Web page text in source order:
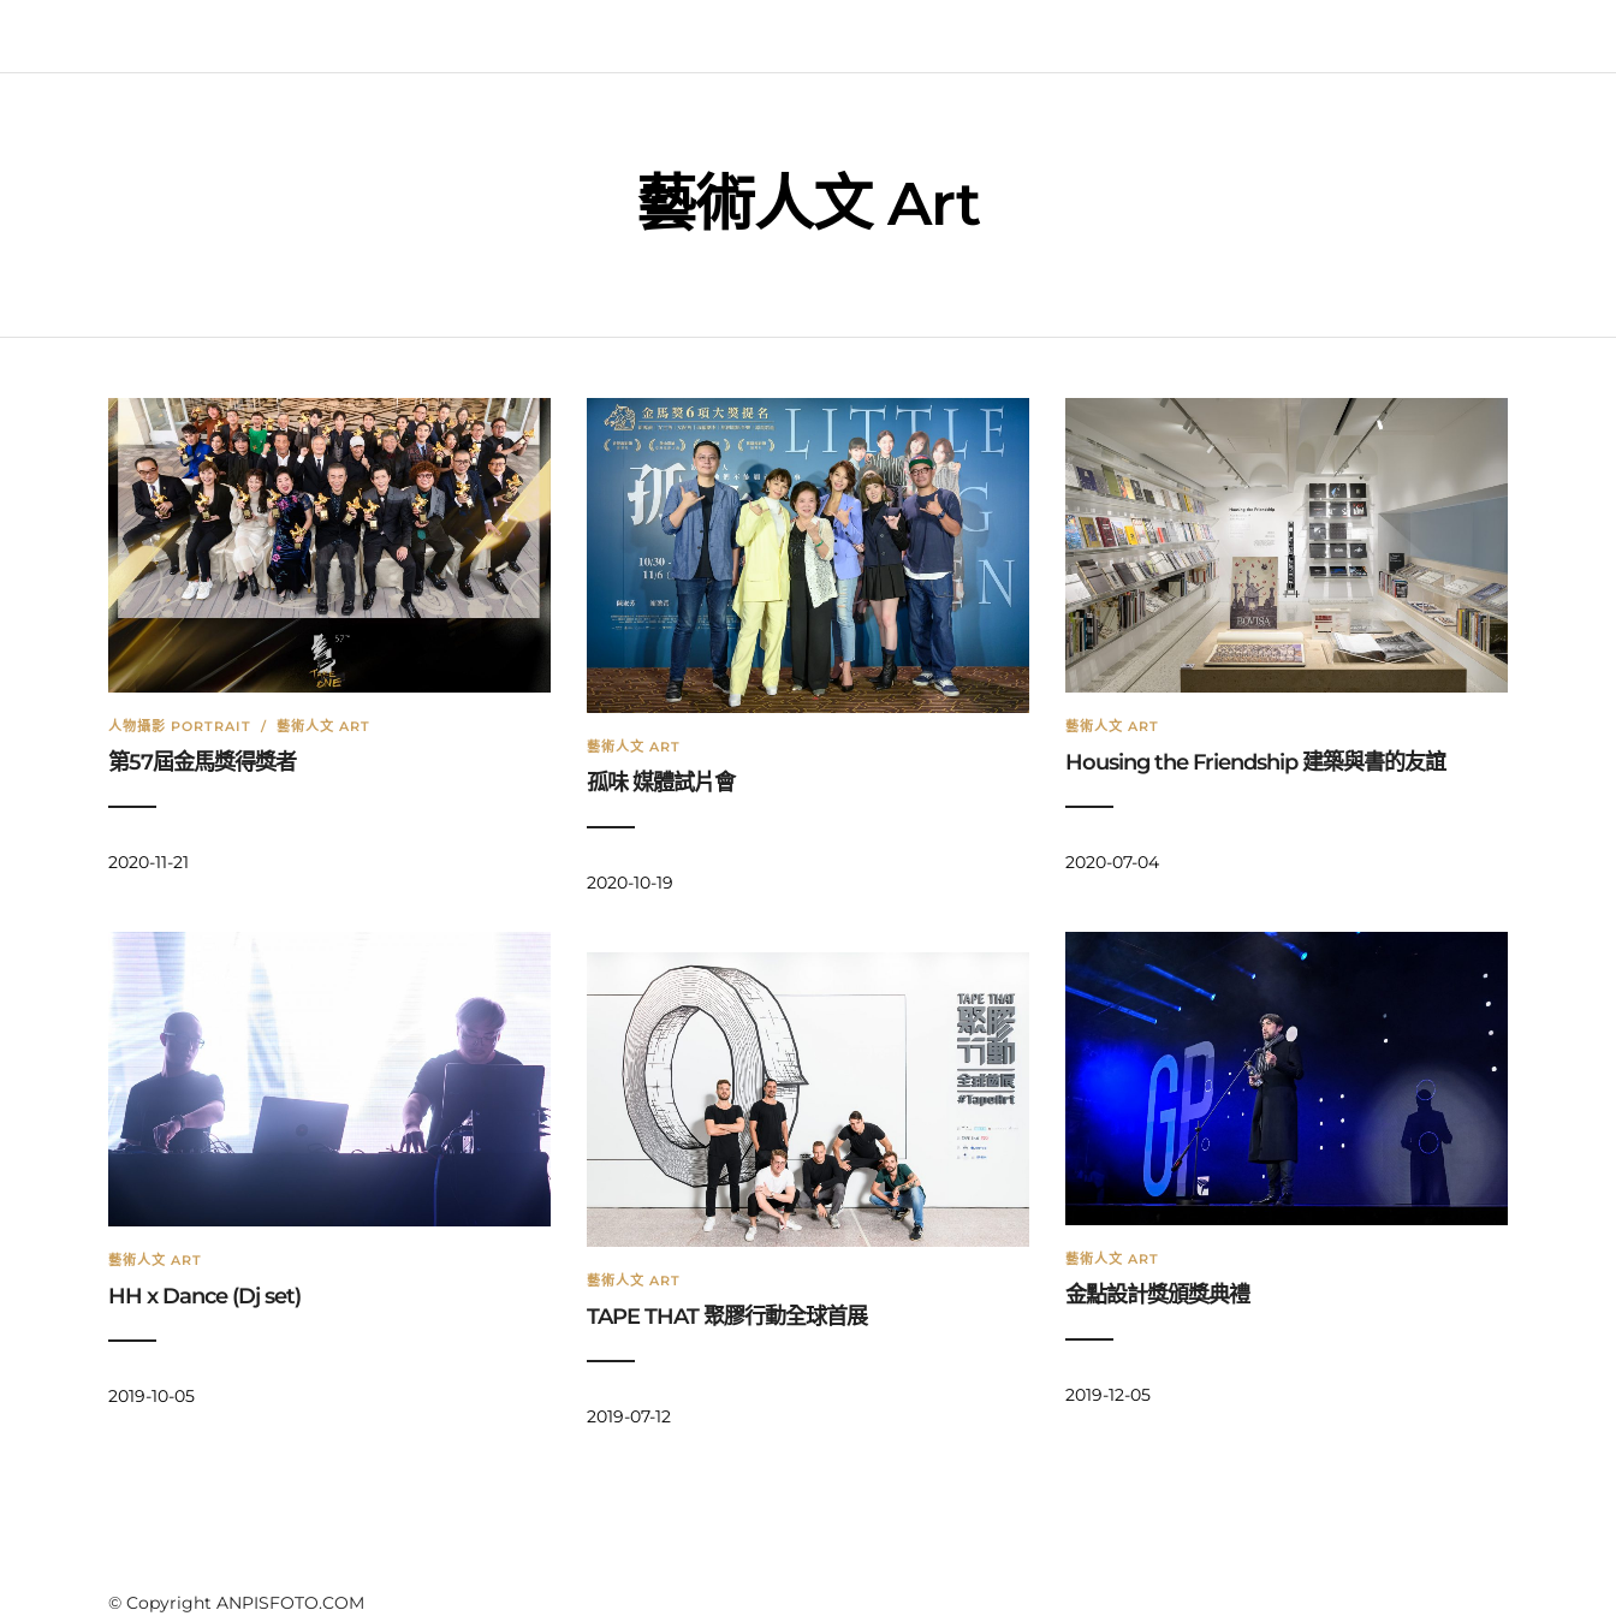
藝術人文 Art
人物攝影 PORTRAIT / 藝術人文 ART
第57屆金馬獎得獎者
2020-11-21
藝術人文 ART
孤味 媒體試片會
2020-10-19
藝術人文 ART
Housing the Friendship 建築與書的友誼
2020-07-04
藝術人文 ART
金點設計獎頒獎典禮
2019-12-05
藝術人文 ART
HH x Dance (Dj set)
2019-10-05
藝術人文 ART
TAPE THAT 聚膠行動全球首展
2019-07-12
© Copyright ANPISFOTO.COM